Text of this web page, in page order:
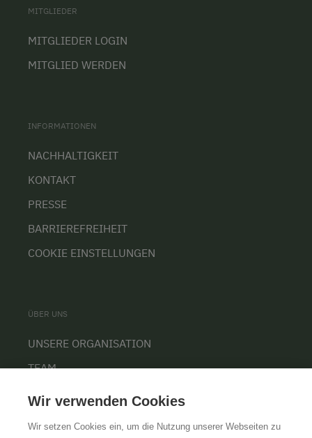
MITGLIEDER
MITGLIEDER LOGIN
MITGLIED WERDEN
INFORMATIONEN
NACHHALTIGKEIT
KONTAKT
PRESSE
BARRIEREFREIHEIT
COOKIE EINSTELLUNGEN
ÜBER UNS
UNSERE ORGANISATION
TEAM
Wir verwenden Cookies
Wir setzen Cookies ein, um die Nutzung unserer Webseiten zu